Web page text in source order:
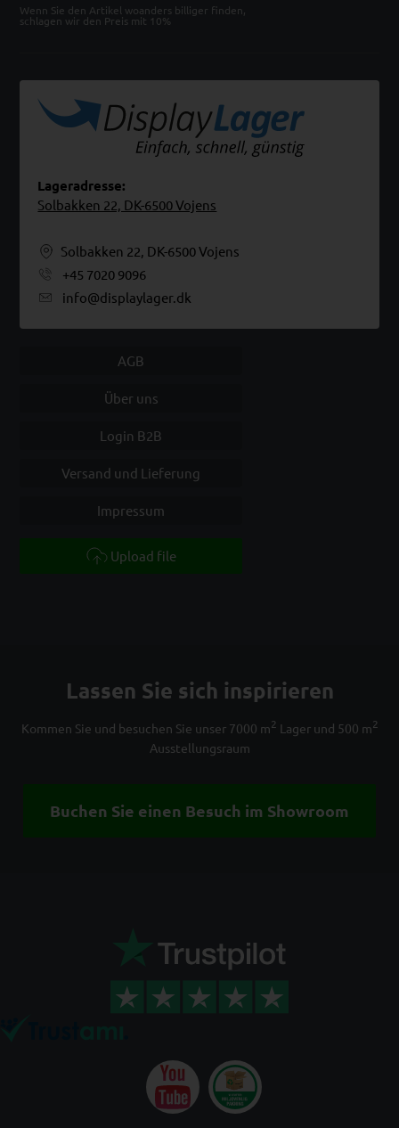
Wenn Sie den Artikel woanders billiger finden,
schlagen wir den Preis mit 10%
Lageradresse:
Solbakken 22, DK-6500 Vojens
Solbakken 22, DK-6500 Vojens
+45 7020 9096
info@displaylager.dk
AGB
Über uns
Login B2B
Versand und Lieferung
Impressum
Upload file
Lassen Sie sich inspirieren
Kommen Sie und besuchen Sie unser 7000 m2 Lager und 500 m2
Ausstellungsraum
Buchen Sie einen Besuch im Showroom